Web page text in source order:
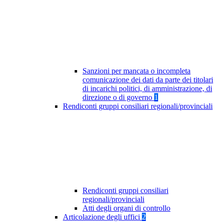
Sanzioni per mancata o incompleta
comunicazione dei dati da parte dei titolari
di incarichi politici, di amministrazione, di
direzione o di governo 1
Rendiconti gruppi consiliari regionali/provinciali
Rendiconti gruppi consiliari
regionali/provinciali
Atti degli organi di controllo
Articolazione degli uffici 2